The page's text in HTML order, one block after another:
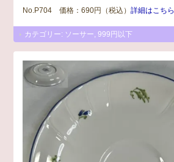
No.P704 価格：690円（税込）詳細はこちら
カテゴリー: ソーサー ,999円以下